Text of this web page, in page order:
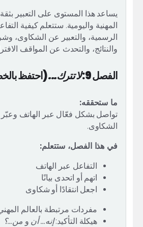
يساعد هذا المستوى على التعبير
المهنية واليومية. ستتعلم كيفية
الرسمية، والتعبير عن الشكاوى،
والنتائج، والتحدث عن المواقف
الفصل 9: لا تترك...(احتفظ
ما ستحققه:
تواصل بشكل فعّال عبر الهاتف
الشكاوى.
في هذا الفصل، ستتعلم:
التفاعل عبر الهاتف
اتهم أو اتحدى بيانًا
اجعل انتقادًا أو شكاوى
مفردات مرتبطة بالعالم
هيكلة التأكيد:إنه... أن و من...؟